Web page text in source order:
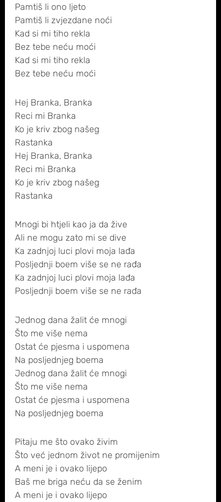
Pamtiš li ono ljeto
Pamtiš li zvjezdane noći
Kad si mi tiho rekla
Bez tebe neću moći
Kad si mi tiho rekla
Bez tebe neću moći
Hej Branka, Branka
Reci mi Branka
Ko je kriv zbog našeg
Rastanka
Hej Branka, Branka
Reci mi Branka
Ko je kriv zbog našeg
Rastanka
Mnogi bi htjeli kao ja da žive
Ali ne mogu zato mi se dive
Ka zadnjoj luci plovi moja lađa
Posljednji boem više se ne rađa
Ka zadnjoj luci plovi moja lađa
Posljednji boem više se ne rađa
Jednog dana žalit će mnogi
Što me više nema
Ostat će pjesma i uspomena
Na posljednjeg boema
Jednog dana žalit će mnogi
Što me više nema
Ostat će pjesma i uspomena
Na posljednjeg boema
Pitaju me što ovako živim
Što već jednom život ne promijenim
A meni je i ovako lijepo
Baš me briga neću da se ženim
A meni je i ovako lijepo